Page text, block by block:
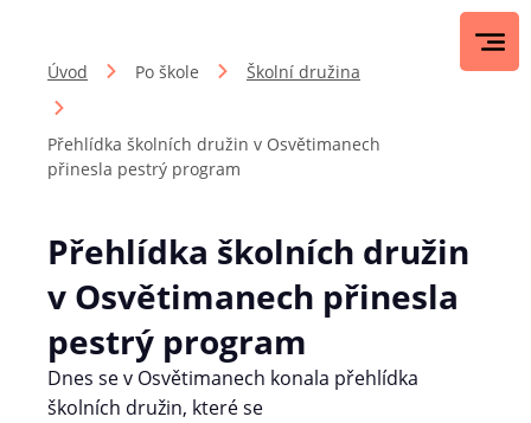
Úvod Po škole Školní družina
Přehlídka školních družin v Osvětimanech
přinesla pestrý program
Přehlídka školních družin
v Osvětimanech přinesla
pestrý program
Dnes se v Osvětimanech konala přehlídka
školních družin, které se